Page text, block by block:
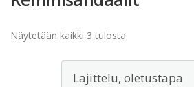
Näytetään kaikki 3 tulosta